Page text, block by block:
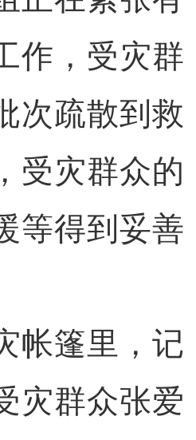
作，受灾群
次疏散到救
受灾群众的
等得到妥善
篷里，记
灾群众张爱